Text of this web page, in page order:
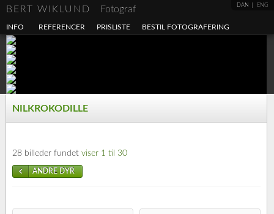
DAN ENG
BERT WIKLUND Fotograf
INFO REFERENCER PRISLISTE BESTIL FOTOGRAFERING
NILKROKODILLE
28 billeder fundet viser 1 til 30
ANDRE DYR